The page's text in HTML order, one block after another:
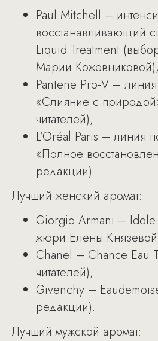
Paul Mitchell –
восстанавливающий
Liquid Treatment
Марии Кожевниковой);
Pantene Pro-V –
«Слияние с
читателей);
L’Oréal Paris – линия
«Полное
редакции).
Лучший женский аромат:
Giorgio Armani –
жюри Елены
Chanel – Chance Eau
читателей);
Givenchy –
редакции).
Лучший мужской аромат: